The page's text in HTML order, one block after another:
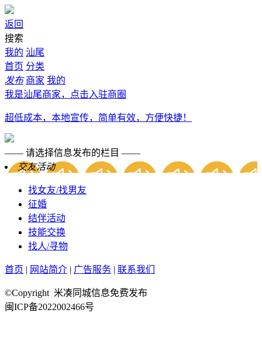
返回
搜索
我的 汕尾
首页 分类
发布 商家 我的
我是汕尾商家，点击入驻商圈
超低成本，本地宣传，简单有效，方便快捷！
—— 请选择信息发布的栏目 ——
交友活动
找女友/找男友
征婚
结伴活动
技能交换
找人/寻物
首页 | 网站简介 | 广告服务 | 联系我们
©Copyright 米凑同城信息免费发布
闽ICP备2022002466号